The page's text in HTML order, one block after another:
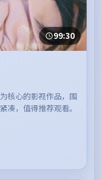
99:30
核心的影视作品，围
凑，值得推荐观看。